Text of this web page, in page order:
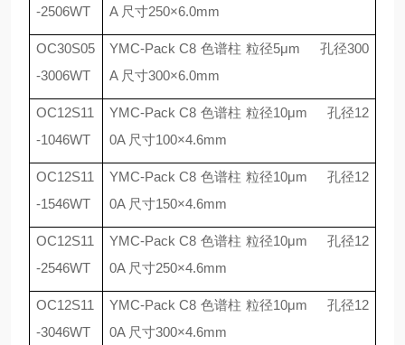
-2506WT
A 尺寸250×6.0mm
OC30S05
-3006WT
YMC-Pack C8 色谱柱 粒径5μm 孔径300
A 尺寸300×6.0mm
OC12S11
-1046WT
YMC-Pack C8 色谱柱 粒径10μm 孔径12
0A 尺寸100×4.6mm
OC12S11
-1546WT
YMC-Pack C8 色谱柱 粒径10μm 孔径12
0A 尺寸150×4.6mm
OC12S11
-2546WT
YMC-Pack C8 色谱柱 粒径10μm 孔径12
0A 尺寸250×4.6mm
OC12S11
-3046WT
YMC-Pack C8 色谱柱 粒径10μm 孔径12
0A 尺寸300×4.6mm